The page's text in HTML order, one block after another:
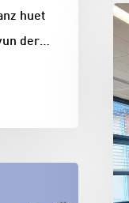
huet
der…